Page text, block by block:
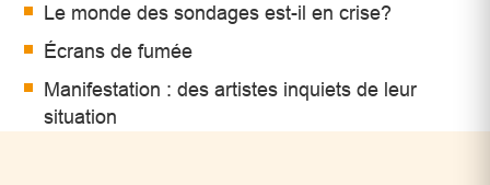
Le monde des sondages est-il en crise?
Écrans de fumée
Manifestation : des artistes inquiets de leur
situation